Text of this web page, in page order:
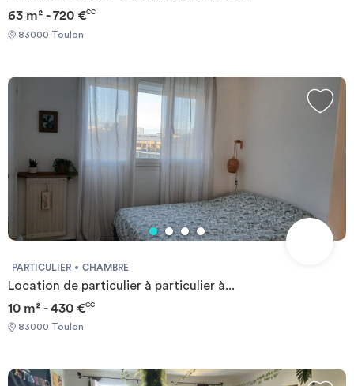
63 m² - 720 €CC
83000 Toulon
PARTICULIER CHAMBRE
Location de particulier à particulier à...
10 m² - 430 €CC
83000 Toulon